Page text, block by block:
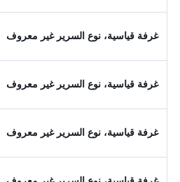
غرفة قياسية، نوع السرير غير معروف
غرفة قياسية، نوع السرير غير معروف
غرفة قياسية، نوع السرير غير معروف